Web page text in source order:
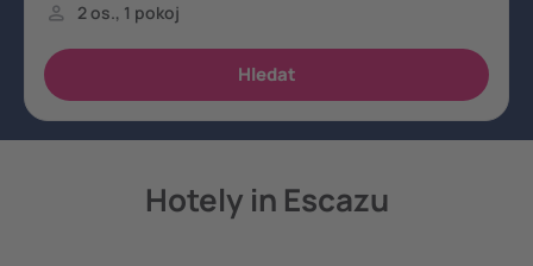
Hotely in Escazu